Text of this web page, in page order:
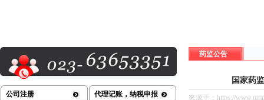
公司注册 代理记账，纳税申报
药监公告
国家药
来源于：https://